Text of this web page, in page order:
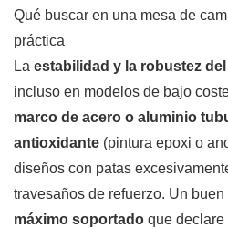
Qué buscar en una mesa de
práctica
La estabilidad y la robustez
incluso en modelos de bajo
marco de acero o aluminio
antioxidante (pintura epoxi o
diseños con patas
travesaños de refuerzo. Un buen
máximo soportado que declare